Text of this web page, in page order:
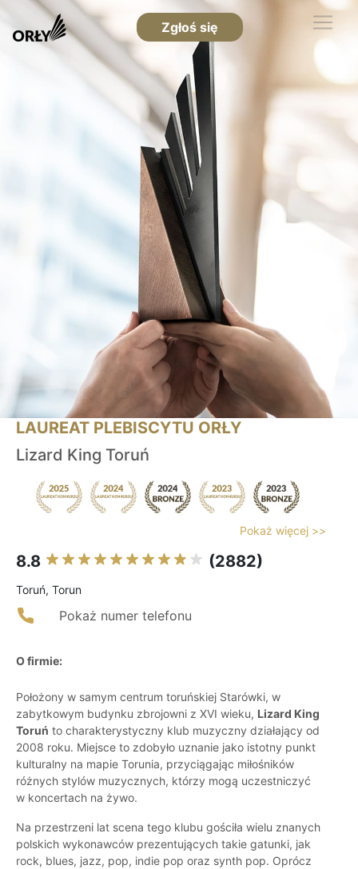
Zgłoś się
LAUREAT PLEBISCYTU ORŁY
Lizard King Toruń
Pokaż więcej >>
8.8 (2882)
Toruń, Torun
Pokaż numer telefonu
O firmie:
Położony w samym centrum toruńskiej Starówki, w
zabytkowym budynku zbrojowni z XVI wieku, Lizard King
Toruń to charakterystyczny klub muzyczny działający od
2008 roku. Miejsce to zdobyło uznanie jako istotny punkt
kulturalny na mapie Torunia, przyciągając miłośników
różnych stylów muzycznych, którzy mogą uczestniczyć
w koncertach na żywo.
Na przestrzeni lat scena tego klubu gościła wielu znanych
polskich wykonawców prezentujących takie gatunki, jak
rock, blues, jazz, pop, indie pop oraz synth pop. Oprócz